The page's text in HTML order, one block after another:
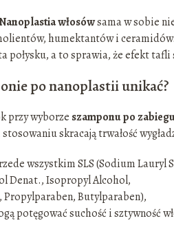
włosówsama w sobie
humektantów i
połysku, a to sprawia, że efekt
po nanoplastii unikać?
przy wyborze szamponu po
skracają trwałość
wszystkim SLS (Sodium Lauryl
Denat., Isopropyl Alcohol,
Butylparaben),
potęgować suchość i sztywność